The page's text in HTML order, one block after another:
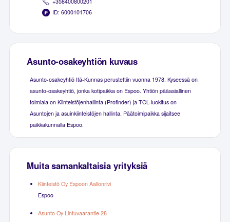
ID: 6000101706
Asunto-osakeyhtiön kuvaus
Asunto-osakeyhtiö Itä-Kunnas perustettiin vuonna 1978. Kyseessä on
asunto-osakeyhtiö, jonka kotipaikka on Espoo. Yhtiön pääasiallinen
toimiala on Kiinteistöjenhallinta (Profinder) ja TOL-luokitus on
Asuntojen ja asuinkiinteistöjen hallinta. Päätoimipaikka sijaitsee
paikkakunnalla Espoo.
Muita samankaltaisia yrityksiä
Kiinteistö Oy Espoon Aallonrivi
Espoo
Asunto Oy Lintuvaarantie 28